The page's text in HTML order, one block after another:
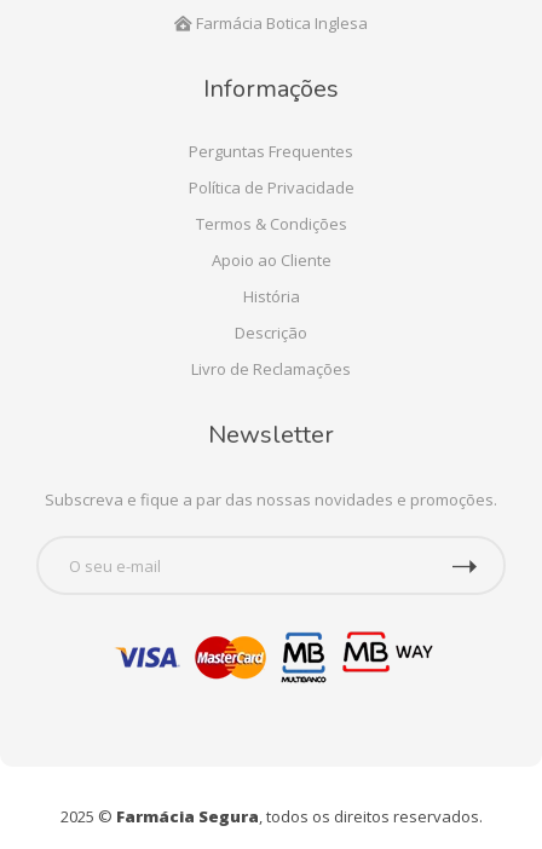
Farmácia Botica Inglesa
Informações
Perguntas Frequentes
Política de Privacidade
Termos & Condições
Apoio ao Cliente
História
Descrição
Livro de Reclamações
Newsletter
Subscreva e fique a par das nossas novidades e promoções.
2025 © Farmácia Segura, todos os direitos reservados.